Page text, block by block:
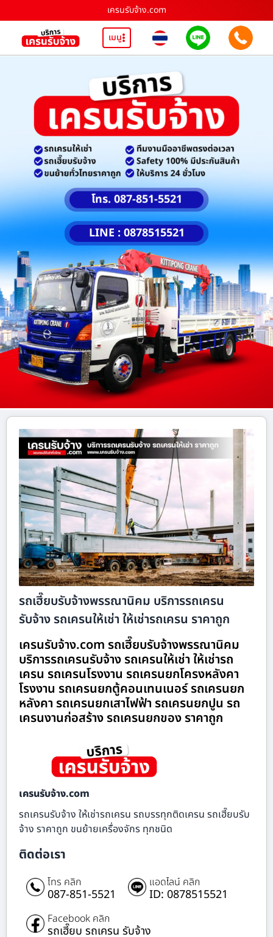
เครนรับจ้าง.com
เมนู
โทร. 087-851-5521
LINE : 0878515521
รถเฮี๊ยบรับจ้างพรรณานิคม บริการรถเครน
รับจ้าง รถเครนให้เช่า ให้เช่ารถเครน ราคาถูก
เครนรับจ้าง.com รถเฮี๊ยบรับจ้างพรรณานิคม
บริการรถเครนรับจ้าง รถเครนให้เช่า ให้เช่ารถ
เครน รถเครนโรงงาน รถเครนยกโครงหลังคา
โรงงาน รถเครนยกตู้คอนเทนเนอร์ รถเครนยก
หลังคา รถเครนยกเสาไฟฟ้า รถเครนยกปูน รถ
เครนงานก่อสร้าง รถเครนยกของ ราคาถูก
เครนรับจ้าง.com
รถเครนรับจ้าง ให้เช่ารถเครน รถบรรทุกติดเครน รถเฮี๊ยบรับ
จ้าง ราคาถูก ขนย้ายเครื่องจักร ทุกชนิด
ติดต่อเรา
โทร คลิก
087-851-5521
แอดไลน์ คลิก
ID: 0878515521
Facebook คลิก
รถเฮี๊ยบ รถเครน รับจ้าง